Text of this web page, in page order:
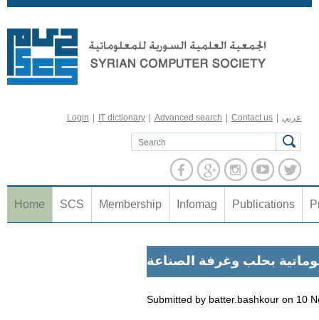
Jump to navigation
Login IT dictionary Advanced search Contact us عربي
Home SCS Membership Infomag Publications
بحلب وغرفة الصناعة
Submitted by batter.bashkour on 10